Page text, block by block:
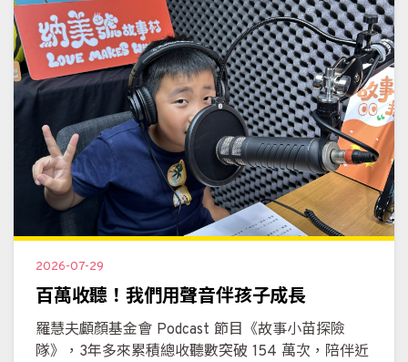
2026-07-29
百萬收聽！我們用聲音伴孩子成長
羅慧夫顱顏基金會 Podcast 節目《故事小苗探險
隊》，3年多來累積總收聽數突破 154 萬次，陪伴近